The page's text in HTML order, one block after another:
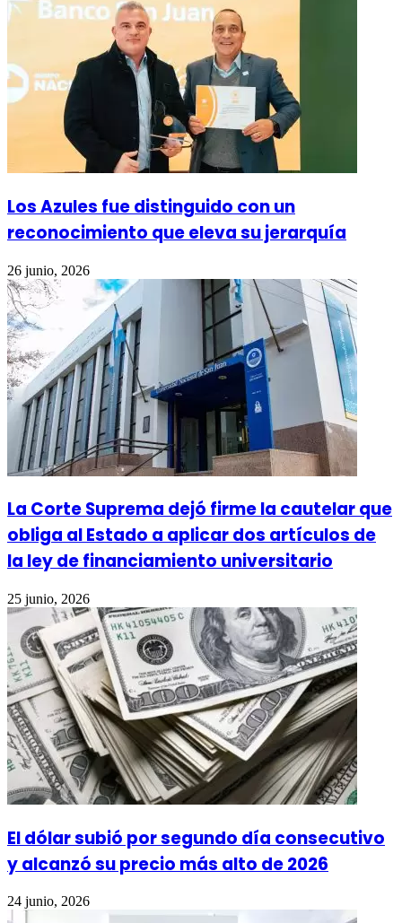
Los Azules fue distinguido con un
reconocimiento que eleva su jerarquía
26 junio, 2026
La Corte Suprema dejó firme la cautelar que
obliga al Estado a aplicar dos artículos de
la ley de financiamiento universitario
25 junio, 2026
El dólar subió por segundo día consecutivo
y alcanzó su precio más alto de 2026
24 junio, 2026